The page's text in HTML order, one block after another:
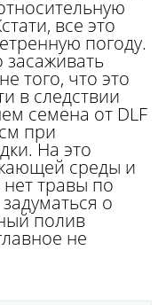
все это
погоду.
засаживать
того, что это
в следствии
семена от DLF
при
На это
среды и
травы по
о
полив
не